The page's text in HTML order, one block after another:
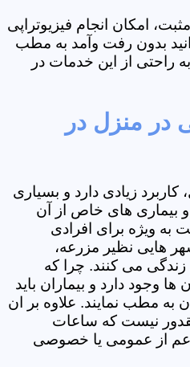
امکان انجام فیزیوتراپی
بدون رفت وآمد به مطب
راحتی از این خدمات در
در منزل در
کاربرد زیادی دارد و بسیاری
و بیماری های خاص از آن
به ویژه برای افرادی
هایی نظیر مزرعه،
می کنند. چرا که
وجود دارد و بیماران باید
مطب نمایند. علاوه بر ان
نیست که ساعات
اعم از عمومی یا خصوصی